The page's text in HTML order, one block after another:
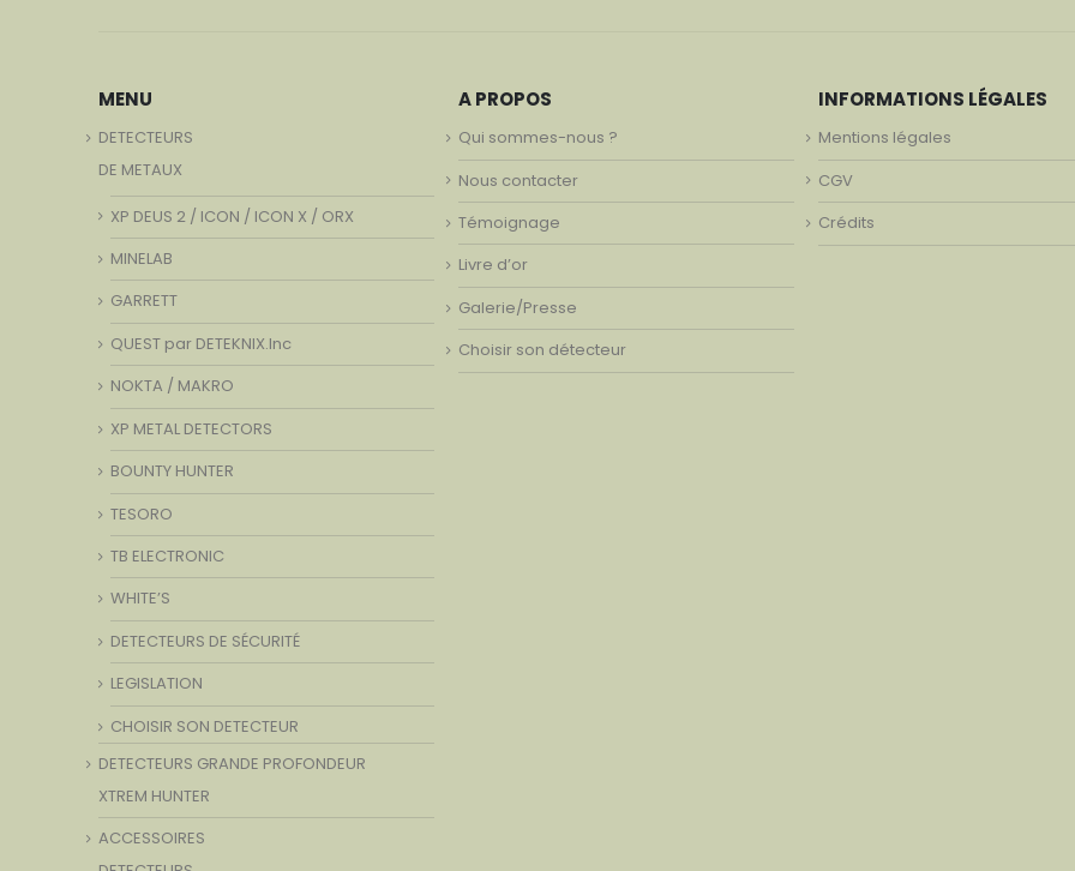
MENU
DETECTEURS
DE METAUX
XP DEUS 2 / ICON / ICON X / ORX
MINELAB
GARRETT
QUEST par DETEKNIX.Inc
NOKTA / MAKRO
XP METAL DETECTORS
BOUNTY HUNTER
TESORO
TB ELECTRONIC
WHITE’S
DETECTEURS DE SÉCURITÉ
LEGISLATION
CHOISIR SON DETECTEUR
DETECTEURS GRANDE PROFONDEUR
XTREM HUNTER
ACCESSOIRES
A PROPOS
Qui sommes-nous ?
Nous contacter
Témoignage
Livre d’or
Galerie/Presse
Choisir son détecteur
INFORMATIONS LÉGALES
Mentions légales
CGV
Crédits